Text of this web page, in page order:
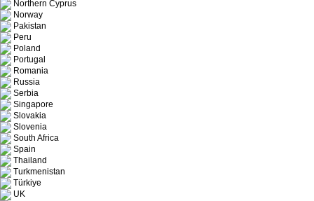
Northern Cyprus
Norway
Pakistan
Peru
Poland
Portugal
Romania
Russia
Serbia
Singapore
Slovakia
Slovenia
South Africa
Spain
Thailand
Turkmenistan
Türkiye
UK